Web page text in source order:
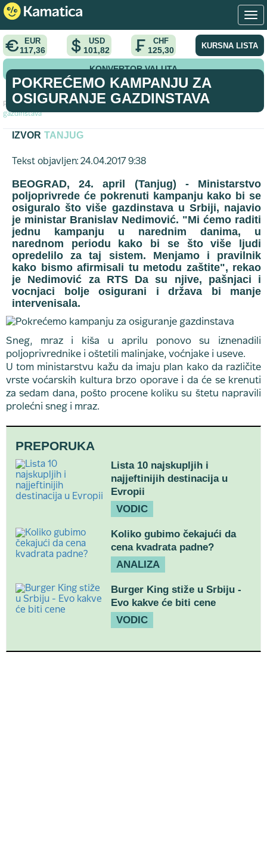
EUR
117,36
USD
101,82
CHF
125,30 KURSNA LISTA
KONVERTOR VALUTA
Početna > vest >
Pokrećemo kampanju za osiguranje
gazdinstava
POKREĆEMO KAMPANJU ZA
OSIGURANJE GAZDINSTAVA
IZVOR TANJUG
Tekst objavljen: 24.04.2017 9:38
BEOGRAD, 24. april (Tanjug) - Ministarstvo
poljoprivrede će pokrenuti kampanju kako bi se
osiguralo što više gazdinstava u Srbiji, najavio
je ministar Branislav Nedimović. "Mi ćemo raditi
jednu kampanju u narednim danima, u
narednom periodu kako bi se što više ljudi
opredelilo za taj sistem. Menjamo i pravilnik
kako bismo afirmisali tu metodu zaštite", rekao
je Nedimović za RTS Da su njive, pašnjaci i
vocnjaci bolje osigurani i država bi manje
intervenisala.
Sneg, mraz i kiša u aprilu ponovo su iznenadili
poljoprivrednike i oštetili malinjake, voćnjake i useve.
U tom ministarstvu kažu da imaju plan kako da različite
vrste voćarskih kultura brzo oporave i da će se krenuti
za sedam dana, pošto procene koliku su štetu napravili
prolećni sneg i mraz.
PREPORUKA
Lista 10 najskupljih i
najjeftinijih destinacija u
Evropii
VODIC
Koliko gubimo čekajući da
cena kvadrata padne?
ANALIZA
Burger King stiže u Srbiju -
Evo kakve će biti cene
VODIC